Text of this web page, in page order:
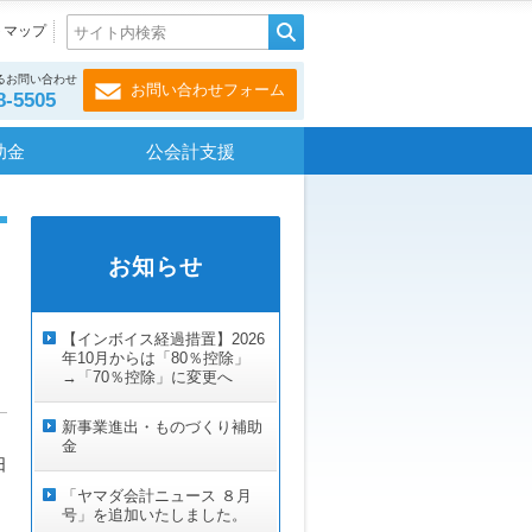
マップ
お問い合わせ
5505 お問い合わせフォーム
金 公会計支援
お知らせ
【インボイス経過措置】2026
年10月からは「80％控除」
→「70％控除」に変更へ
新事業進出・ものづくり補助
金
「ヤマダ会計ニュース ８月
号」を追加いたしました。